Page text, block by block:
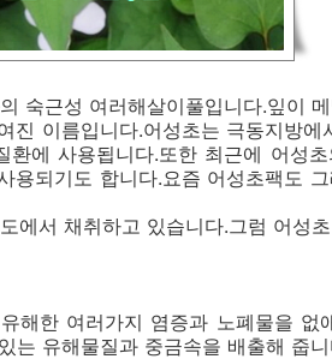
숙근성 여러해살이풀입니다.잎이
진 이름입니다.어성초는 극동지방에
에 사용됩니다.또한 최근에 어성
용되기도 합니다.요즘 어성초팩도
에서 채취하고 있습니다.그럼 어성
해한 여러가지 염증과 노폐물을 없
는 유해물질과 중금속을 배출해 줍니